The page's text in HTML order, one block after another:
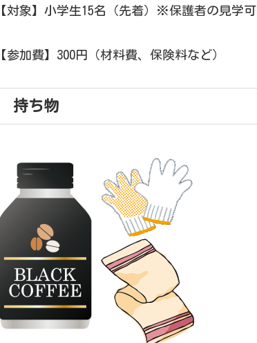
【対象】小学生15名（先着）※保護者の見学可
【参加費】300円（材料費、保険料など）
持ち物